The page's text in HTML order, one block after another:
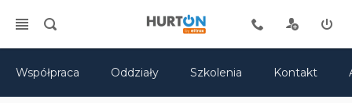
Współpraca Oddziały Szkolenia Kontakt